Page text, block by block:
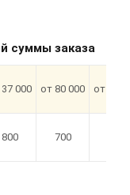
суммы заказа
000 от 80 000 от 180
800 700